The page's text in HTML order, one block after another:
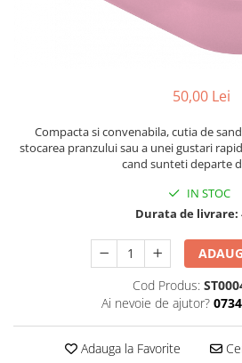
50,00 Lei
Compacta si convenabila, cutia de
stocarea pranzului sau a unei gustari
cand sunteti departe
IN STOC
Durata de livrare:
Cod Produs:
Ai nevoie de ajutor?
Adauga la Favorite